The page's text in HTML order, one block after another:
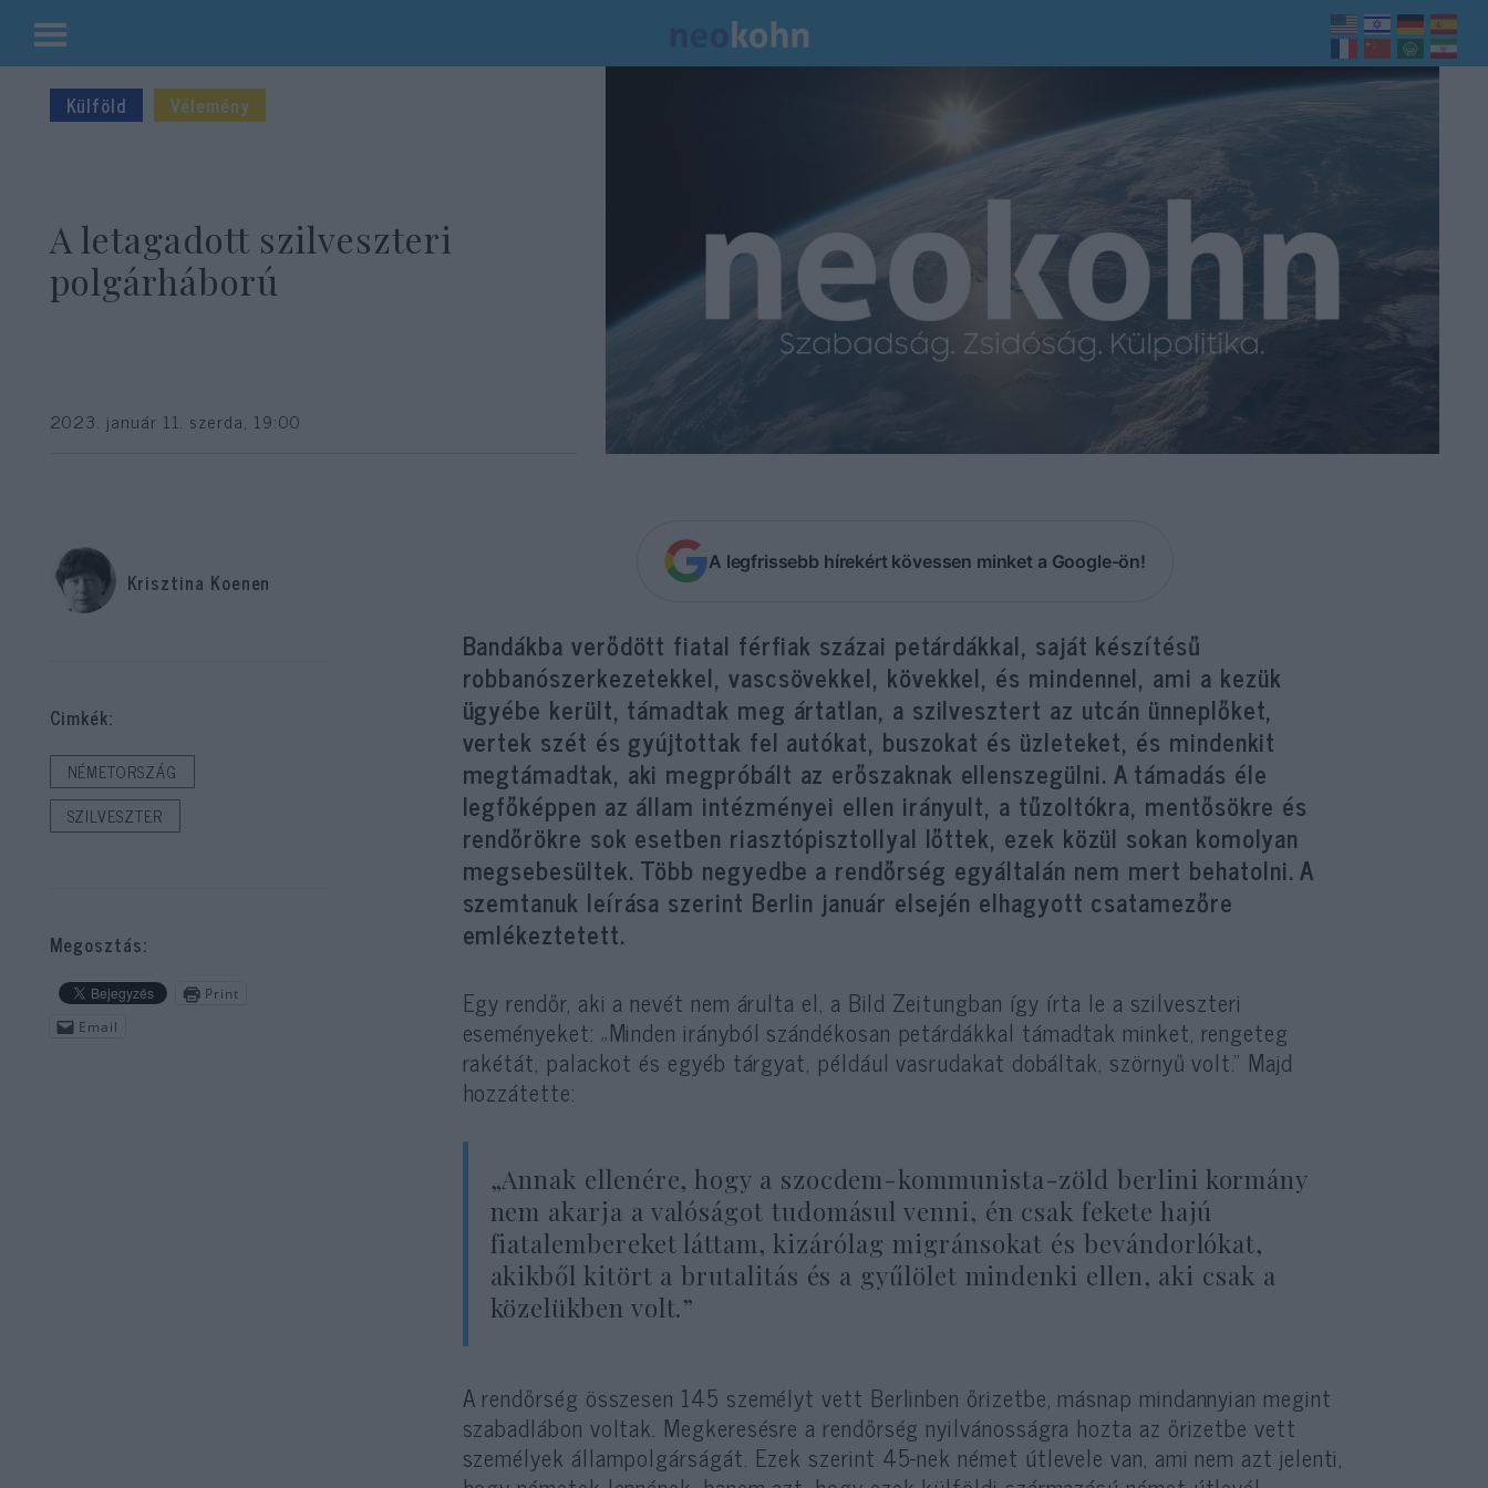
Kilépés
tartalomba
Külföld Vélemény
A letagadott szilveszteri
polgárháború
2023. január 11. szerda, 19:00
A legfrissebb hírekért kövessen minket a Google-ön!
Bandákba verődött fiatal férfiak százai petárdákkal, saját készítésű
robbanószerkezetekkel, vascsövekkel, kövekkel, és mindennel, ami a kezük
ügyébe került, támadtak meg ártatlan, a szilvesztert az utcán ünneplőket,
vertek szét és gyújtottak fel autókat, buszokat és üzleteket, és mindenkit
megtámadtak, aki megpróbált az erőszaknak ellenszegülni. A támadás éle
legfőképpen az állam intézményei ellen irányult, a tűzoltókra, mentősökre és
rendőrökre sok esetben riasztópisztollyal lőttek, ezek közül sokan komolyan
megsebesültek. Több negyedbe a rendőrség egyáltalán nem mert behatolni. A
szemtanuk leírása szerint Berlin január elsején elhagyott csatamezőre
emlékeztetett.
Egy rendőr, aki a nevét nem árulta el, a Bild Zeitungban így írta le a szilveszteri
eseményeket: „Minden irányból szándékosan petárdákkal támadtak minket, rengeteg
rakétát, palackot és egyéb tárgyat, például vasrudakat dobáltak, szörnyű volt.” Majd
hozzátette:
„Annak ellenére, hogy a szocdem-kommunista-zöld berlini kormány
nem akarja a valóságot tudomásul venni, én csak fekete hajú
fiatalembereket láttam, kizárólag migránsokat és bevándorlókat,
akikből kitört a brutalitás és a gyűlölet mindenki ellen, aki csak a
közelükben volt.”
A rendőrség összesen 145 személyt vett Berlinben őrizetbe, másnap mindannyian megint
szabadlábon voltak. Megkeresésre a rendőrség nyilvánosságra hozta az őrizetbe vett
személyek állampolgárságát. Ezek szerint 45-nek német útlevele van, ami nem azt jelenti,
Krisztina Koenen
Cimkék:
NÉMETORSZÁG
SZILVESZTER
Megosztás:
Print
Email